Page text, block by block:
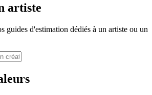
artiste
guides d'estimation dédiés à un artiste ou un